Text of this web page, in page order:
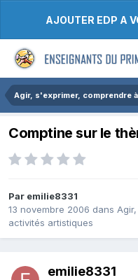
AJOUTER EDP A
Comptine sur le
Par emilie8331
13 novembre 2006 dans
activités artistiques
emilie8331